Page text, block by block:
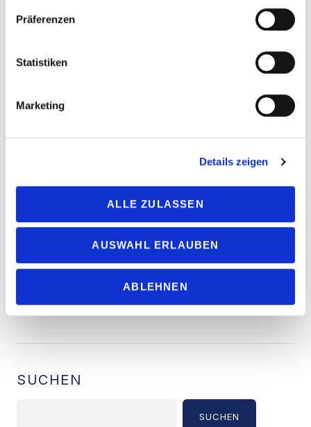
Präferenzen
Statistiken
Marketing
Details zeigen
ALLE ZULASSEN
AUSWAHL ERLAUBEN
ABLEHNEN
Im Dschungel der Zuständigkeiten
Schiffbau mit Perspektive
Mehrwert Verband –
SUCHEN
SUCHEN